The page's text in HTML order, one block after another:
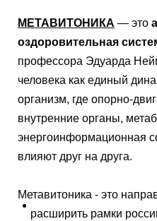
МЕТАВИТОНИКА — это
оздоровительная
профессора Эдуарда
человека как единый
организм, где опорно-
внутренние органы,
энергоинформационная
влияют друг на друга.
Метавитоника - это
расширить рамки